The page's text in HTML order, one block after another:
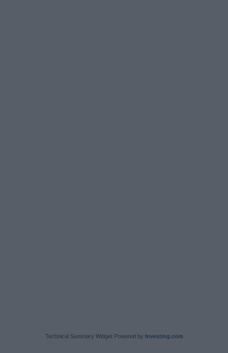
Technical Summary Widget Powered by Investing.com